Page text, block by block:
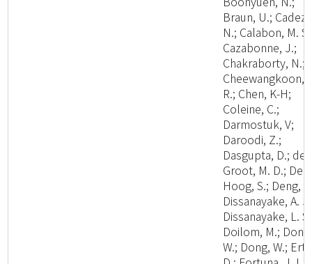
Braun, U.; Cadez,
N.; Calabon, M.
Cazabonne, J.;
Chakraborty, N.;
Cheewangkoon,
R.; Chen, K-H;
Coleine, C.;
Darmostuk, V;
Daroodi, Z.;
Dasgupta, D.; de
Groot, M. D.; De
Hoog, S.; Deng,
Dissanayake, A.
Dissanayake, L.
Doilom, M.;
W.; Dong, W.;